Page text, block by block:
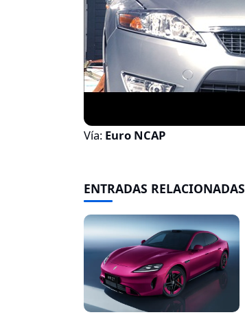
Vía: Euro NCAP
ENTRADAS RELACIONADAS